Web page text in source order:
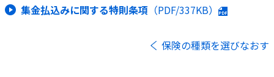
集金払込みに関する特則条項 （PDF/337KB）
保険の種類を選びなおす